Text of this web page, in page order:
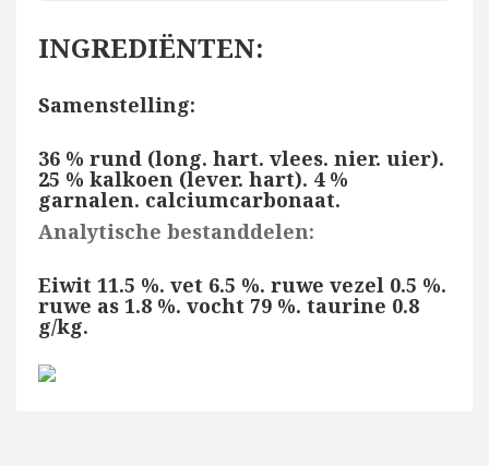
INGREDIËNTEN:
Samenstelling:
36 % rund (long. hart. vlees. nier. uier).
25 % kalkoen (lever. hart). 4 %
garnalen. calciumcarbonaat.
Analytische bestanddelen:
Eiwit 11.5 %. vet 6.5 %. ruwe vezel 0.5 %.
ruwe as 1.8 %. vocht 79 %. taurine 0.8
g/kg.